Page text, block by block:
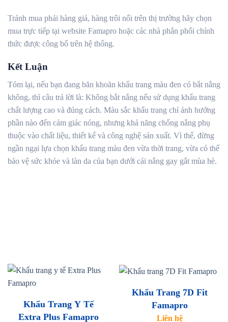
Tránh mua phải hàng giả, hàng trôi nổi trên thị trường hãy chọn
mua trực tiếp tại website Famapro hoặc các nhà phân phối chính
thức được công bố trên hệ thống.
Kết Luận
Tóm lại, nếu bạn đang băn khoăn khẩu trang màu đen có bắt nắng
không, thì câu trả lời là: Không bắt nắng nếu sử dụng khẩu trang
chất lượng cao và đúng cách. Màu sắc khẩu trang chỉ ảnh hưởng
phần nào đến cảm giác nóng, nhưng khả năng chống nắng phụ
thuộc vào chất liệu, thiết kế và công nghệ sản xuất. Vì thế, đừng
ngần ngại lựa chọn khẩu trang màu đen vừa thời trang, vừa có thể
bảo vệ sức khỏe và làn da của bạn dưới cái nắng gay gắt mùa hè.
Khẩu Trang Y Tế
Extra Plus Famapro
Khẩu Trang 7D Fit
Famapro
Liên hệ